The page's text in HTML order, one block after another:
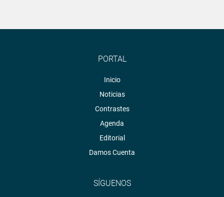
PORTAL
Inicio
Noticias
Contrastes
Agenda
Editorial
Damos Cuenta
SÍGUENOS